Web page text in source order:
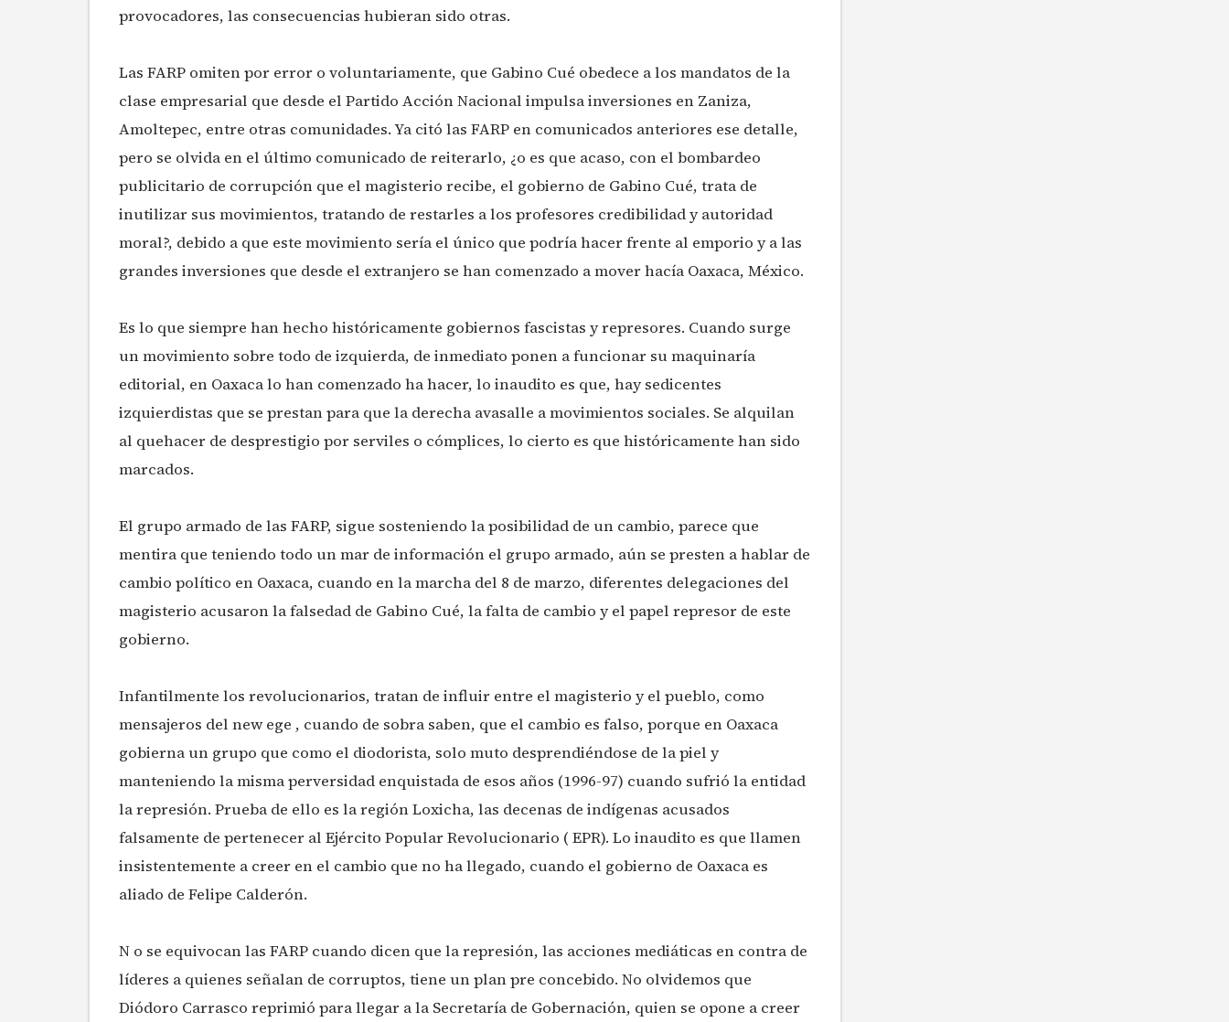
provocadores, las consecuencias hubieran sido otras.
Las FARP omiten por error o voluntariamente, que Gabino Cué obedece a los mandatos de la
clase empresarial que desde el Partido Acción Nacional impulsa inversiones en Zaniza,
Amoltepec, entre otras comunidades. Ya citó las FARP en comunicados anteriores ese detalle,
pero se olvida en el último comunicado de reiterarlo, ¿o es que acaso, con el bombardeo
publicitario de corrupción que el magisterio recibe, el gobierno de Gabino Cué, trata de
inutilizar sus movimientos, tratando de restarles a los profesores credibilidad y autoridad
moral?, debido a que este movimiento sería el único que podría hacer frente al emporio y a las
grandes inversiones que desde el extranjero se han comenzado a mover hacía Oaxaca, México.
Es lo que siempre han hecho históricamente gobiernos fascistas y represores. Cuando surge
un movimiento sobre todo de izquierda, de inmediato ponen a funcionar su maquinaría
editorial, en Oaxaca lo han comenzado ha hacer, lo inaudito es que, hay sedicentes
izquierdistas que se prestan para que la derecha avasalle a movimientos sociales. Se alquilan
al quehacer de desprestigio por serviles o cómplices, lo cierto es que históricamente han sido
marcados.
El grupo armado de las FARP, sigue sosteniendo la posibilidad de un cambio, parece que
mentira que teniendo todo un mar de información el grupo armado, aún se presten a hablar de
cambio político en Oaxaca, cuando en la marcha del 8 de marzo, diferentes delegaciones del
magisterio acusaron la falsedad de Gabino Cué, la falta de cambio y el papel represor de este
gobierno.
Infantilmente los revolucionarios, tratan de influir entre el magisterio y el pueblo, como
mensajeros del new ege , cuando de sobra saben, que el cambio es falso, porque en Oaxaca
gobierna un grupo que como el diodorista, solo muto desprendiéndose de la piel y
manteniendo la misma perversidad enquistada de esos años (1996-97) cuando sufrió la entidad
la represión. Prueba de ello es la región Loxicha, las decenas de indígenas acusados
falsamente de pertenecer al Ejército Popular Revolucionario ( EPR). Lo inaudito es que llamen
insistentemente a creer en el cambio que no ha llegado, cuando el gobierno de Oaxaca es
aliado de Felipe Calderón.
N o se equivocan las FARP cuando dicen que la represión, las acciones mediáticas en contra de
líderes a quienes señalan de corruptos, tiene un plan pre concebido. No olvidemos que
Diódoro Carrasco reprimió para llegar a la Secretaría de Gobernación, quien se opone a creer